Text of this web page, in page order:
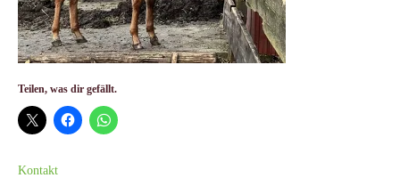
Teilen, was dir gefällt.
Kontakt